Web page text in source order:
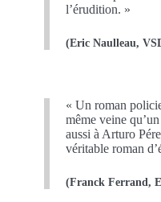
l’érudition. »
(Eric Naulleau,
« Un roman
même veine
aussi à Arturo
véritable roman
(Franck Ferrand,